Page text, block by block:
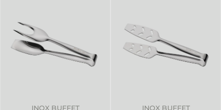
INOX BUFFET INOX BUFFET